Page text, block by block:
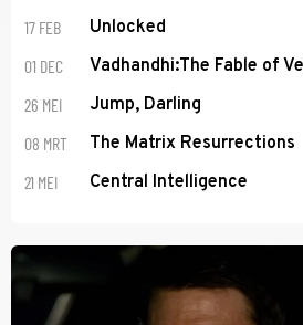
17 FEB Unlocked
01 DEC Vadhandhi:The Fable of
26 MEI Jump, Darling
08 MRT The Matrix Resurrections
21 MEI Central Intelligence